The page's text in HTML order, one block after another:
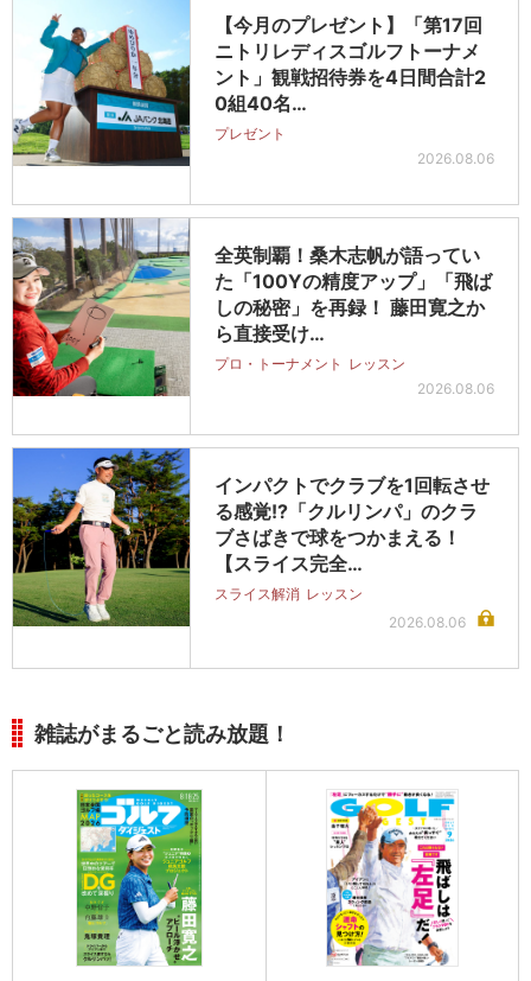
【今月のプレゼント】「第17回
ニトリレディスゴルフトーナメ
ント」観戦招待券を4日間合計2
0組40名…
プレゼント
2026.08.06
全英制覇！桑木志帆が語ってい
た「100Yの精度アップ」「飛ば
しの秘密」を再録！ 藤田寛之か
ら直接受け…
プロ・トーナメント レッスン
2026.08.06
インパクトでクラブを1回転させ
る感覚!?「クルリンパ」のクラ
ブさばきで球をつかまえる！
【スライス完全…
スライス解消 レッスン
2026.08.06
雑誌がまるごと読み放題！